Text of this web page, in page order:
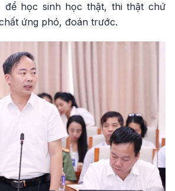
học sinh học thật, thi thật chứ
ứng phó, đoán trước.